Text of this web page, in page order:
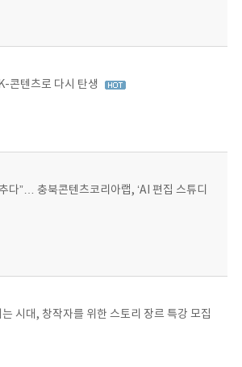
콘텐츠로 다시 탄생
다”… 충북콘텐츠코리아랩, ‘AI 편집 스튜디
시대, 창작자를 위한 스토리 장르 특강 모집